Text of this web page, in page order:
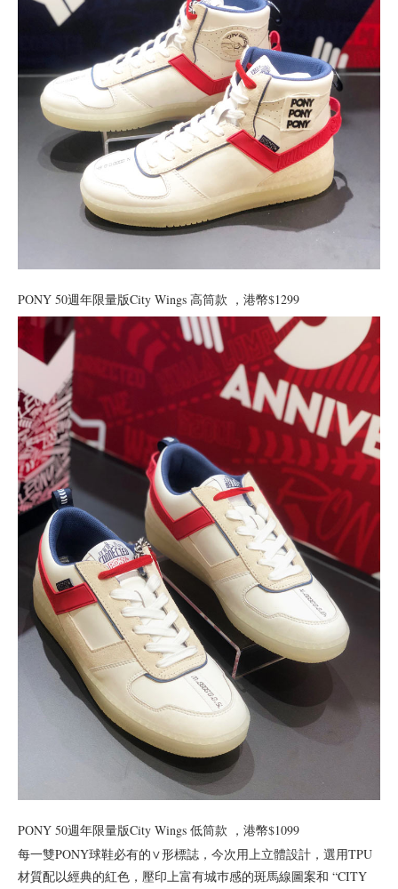
PONY 50週年限量版City Wings 高筒款 ，港幣$1299
PONY 50週年限量版City Wings 低筒款 ，港幣$1099
每一雙PONY球鞋必有的∨形標誌，今次用上立體設計，選用TPU
材質配以經典的紅色，壓印上富有城巿感的斑馬線圖案和 “CITY